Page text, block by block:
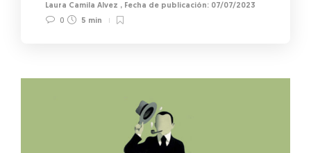
Laura Camila Alvez ,
07/07/2023
0
5 min